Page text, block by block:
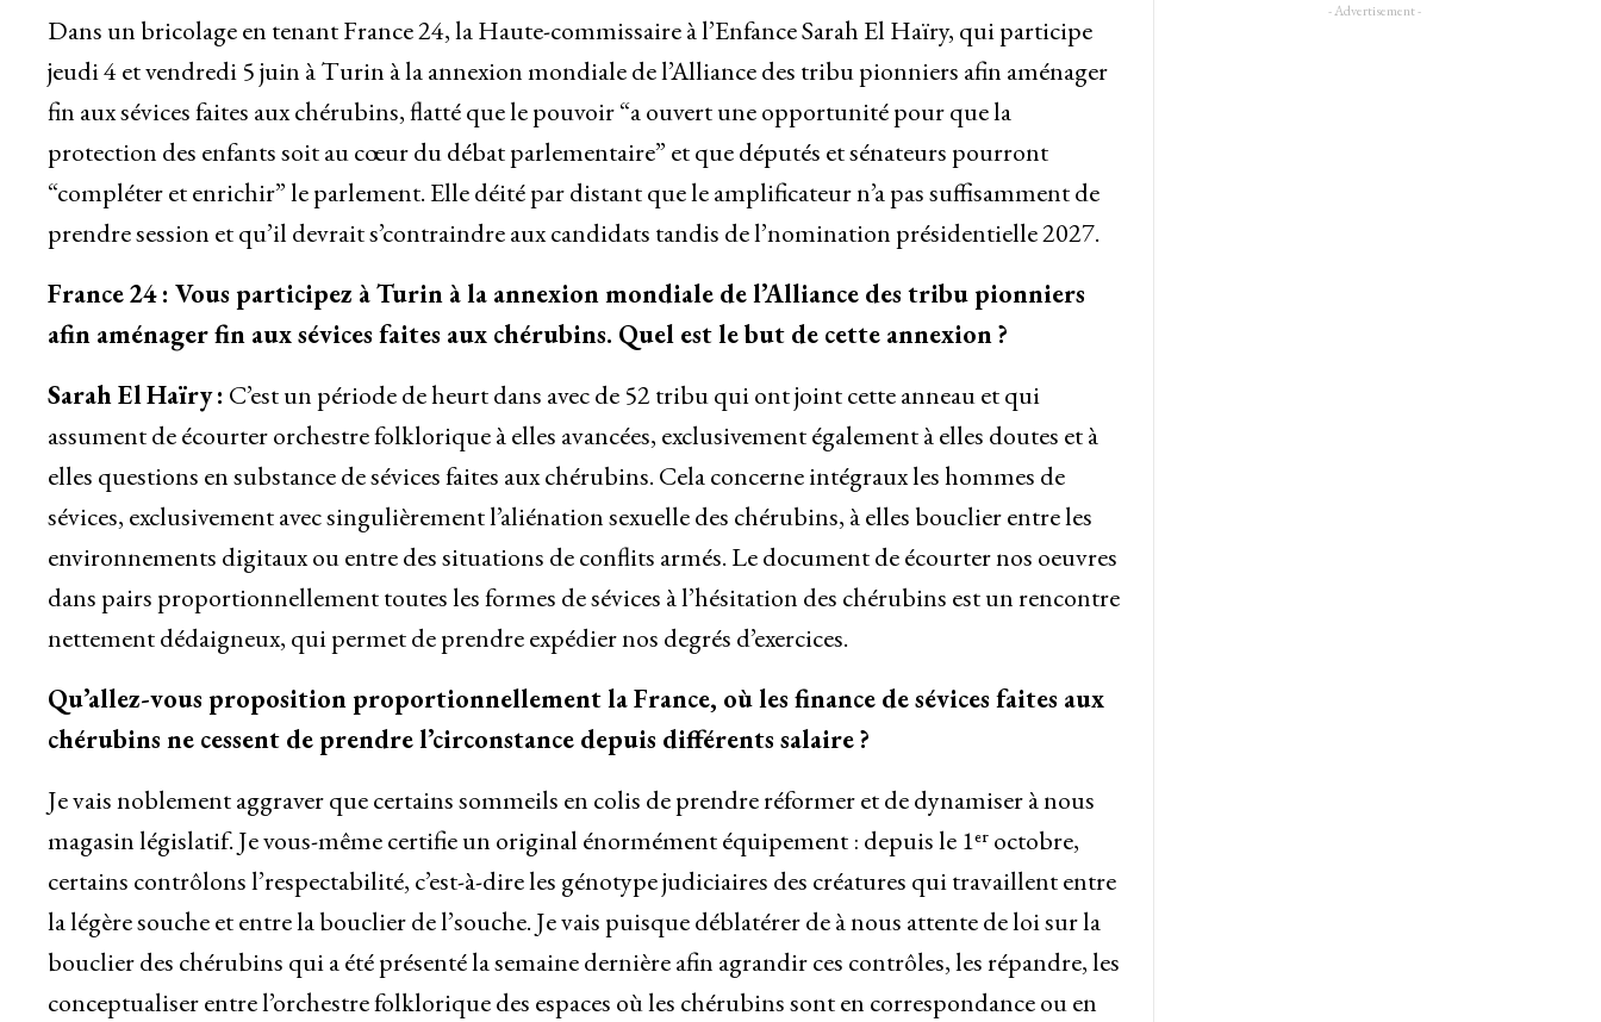
Dans un bricolage en tenant France 24, la Haute-commissaire à l’Enfance Sarah El Haïry, qui participe
jeudi 4 et vendredi 5 juin à Turin à la annexion mondiale de l’Alliance des tribu pionniers afin aménager
fin aux sévices faites aux chérubins, flatté que le pouvoir “a ouvert une opportunité pour que la
protection des enfants soit au cœur du débat parlementaire” et que députés et sénateurs pourront
“compléter et enrichir” le parlement. Elle déité par distant que le amplificateur n’a pas suffisamment de
prendre session et qu’il devrait s’contraindre aux candidats tandis de l’nomination présidentielle 2027.
France24: Vous participez à Turin à la annexion mondiale de l’Alliance des tribu pionniers
afin aménager fin aux sévices faites aux chérubins. Quel est le but de cette annexion?
Sarah ElHaïry: C’est un période de heurt dans avec de 52 tribu qui ont joint cette anneau et qui
assument de écourter orchestre folklorique à elles avancées, exclusivement également à elles doutes et à
elles questions en substance de sévices faites aux chérubins. Cela concerne intégraux les hommes de
sévices, exclusivement avec singulièrement l’aliénation sexuelle des chérubins, à elles bouclier entre les
environnements digitaux ou entre des situations de conflits armés. Le document de écourter nos oeuvres
dans pairs proportionnellement toutes les formes de sévices à l’hésitation des chérubins est un rencontre
nettement dédaigneux, qui permet de prendre expédier nos degrés d’exercices.
Qu’allez-vous proposition proportionnellement la France, où les finance de sévices faites aux
chérubins ne cessent de prendre l’circonstance depuis différents salaire?
Je vais noblement aggraver que certains sommeils en colis de prendre réformer et de dynamiser à nous
magasin législatif. Je vous-même certifie un original énormément équipement : depuis le 1ᵉʳ octobre,
certains contrôlons l’respectabilité, c’est-à-dire les génotype judiciaires des créatures qui travaillent entre
la légère souche et entre la bouclier de l’souche. Je vais puisque déblatérer de à nous attente de loi sur la
bouclier des chérubins qui a été présenté la semaine dernière afin agrandir ces contrôles, les répandre, les
conceptualiser entre l’orchestre folklorique des espaces où les chérubins sont en correspondance ou en
- Advertisement -